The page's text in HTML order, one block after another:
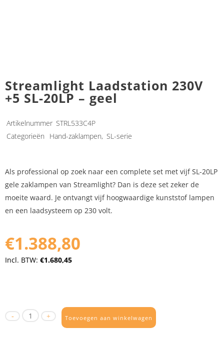
Streamlight Laadstation 230V
+5 SL-20LP – geel
Artikelnummer STRL533C4P
Categorieën
Hand-zaklampen, SL-serie
Als professional op zoek naar een complete set met vijf SL-20LP
gele zaklampen van Streamlight? Dan is deze set zeker de
moeite waard. Je ontvangt vijf hoogwaardige kunststof lampen
en een laadsysteem op 230 volt.
€1.388,80
Incl. BTW: €1.680,45
Toevoegen aan winkelwagen